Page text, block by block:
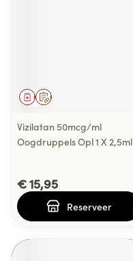
Op voorschrift
Geneesmiddel
Vizilatan 50mcg/ml
Oogdruppels Opl 1 X 2,5ml
€ 15,95
Reserveer